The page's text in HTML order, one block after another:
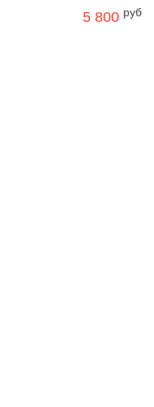
5 800 руб